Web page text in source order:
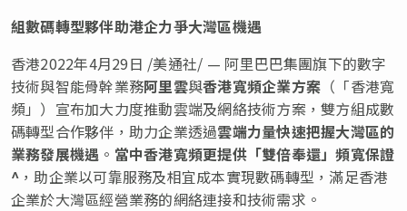
組數碼轉型夥伴助港企力爭大灣區機遇
香港2022年4月29日 /美通社/ — 阿里巴巴集團旗下的數字
技術與智能骨幹業務阿里雲與香港寬頻企業方案 （「香港寬
頻」）宣布加大力度推動雲端及網絡技術方案，雙方組成數
碼轉型合作夥伴，助力企業透過雲端力量快速把握大灣區的
業務發展機遇 。 當中香港寬頻更提供「雙倍奉還」頻寬保證
^ ，助企業以可靠服務及相宜成本實現數碼轉型，滿足香港
企業於大灣區經營業務的網絡連接和技術需求。